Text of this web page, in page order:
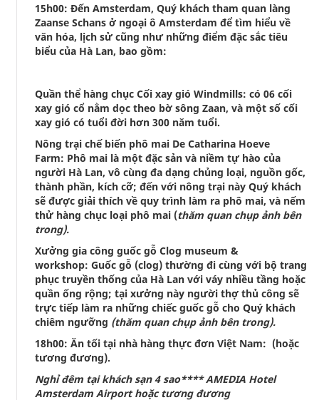
15h00: Đến Amsterdam, Quý khách tham quan làng
Zaanse Schans ở ngoại ô Amsterdam để tìm hiểu về
văn hóa, lịch sử cũng như những điểm đặc sắc tiêu
biểu của Hà Lan, bao gồm:
Quần thể hàng chục Cối xay gió Windmills: có 06 cối
xay gió cổ nằm dọc theo bờ sông Zaan, và một số cối
xay gió có tuổi đời hơn 300 năm tuổi.
Nông trại chế biến phô mai De Catharina Hoeve
Farm: Phô mai là một đặc sản và niềm tự hào của
người Hà Lan, vô cùng đa dạng chủng loại, nguồn gốc,
thành phần, kích cỡ; đến với nông trại này Quý khách
sẽ được giải thích về quy trình làm ra phô mai, và nếm
thử hàng chục loại phô mai (thăm quan chụp ảnh bên
trong).
Xưởng gia công guốc gỗ Clog museum &
workshop: Guốc gỗ (clog) thường đi cùng với bộ trang
phục truyền thống của Hà Lan với váy nhiều tầng hoặc
quần ống rộng; tại xưởng này người thợ thủ công sẽ
trực tiếp làm ra những chiếc guốc gỗ cho Quý khách
chiêm ngưỡng (thăm quan chụp ảnh bên trong).
18h00: Ăn tối tại nhà hàng thực đơn Việt Nam: (hoặc
tương đương).
Nghỉ đêm tại khách sạn 4 sao**** AMEDIA Hotel
Amsterdam Airport hoặc tương đương